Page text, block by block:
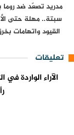
مدريد تصعّد ضد روما
سبتة.. مهلة حتى
القيود واتهامات
تعليقات
الآراء الواردة